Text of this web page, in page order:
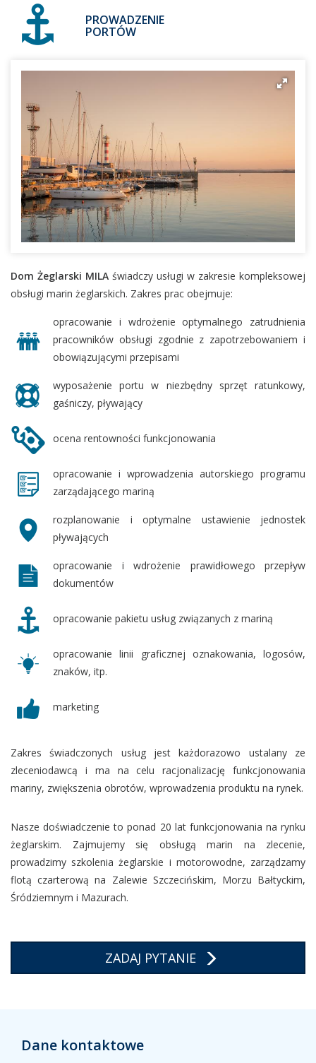
PROWADZENIE
PORTÓW
Dom Żeglarski MILA świadczy usługi w zakresie kompleksowej
obsługi marin żeglarskich. Zakres prac obejmuje:
opracowanie i wdrożenie optymalnego zatrudnienia
pracowników obsługi zgodnie z zapotrzebowaniem i
obowiązującymi przepisami
wyposażenie portu w niezbędny sprzęt ratunkowy,
gaśniczy, pływający
ocena rentowności funkcjonowania
opracowanie i wprowadzenia autorskiego programu
zarządającego mariną
rozplanowanie i optymalne ustawienie jednostek
pływających
opracowanie i wdrożenie prawidłowego przepływ
dokumentów
opracowanie pakietu usług związanych z mariną
opracowanie linii graficznej oznakowania, logosów,
znaków, itp.
marketing
Zakres świadczonych usług jest każdorazowo ustalany ze
zleceniodawcą i ma na celu racjonalizację funkcjonowania
mariny, zwiększenia obrotów, wprowadzenia produktu na rynek.
Nasze doświadczenie to ponad 20 lat funkcjonowania na rynku
żeglarskim. Zajmujemy się obsługą marin na zlecenie,
prowadzimy szkolenia żeglarskie i motorowodne, zarządzamy
flotą czarterową na Zalewie Szczecińskim, Morzu Bałtyckim,
Śródziemnym i Mazurach.
ZADAJ PYTANIE
Dane kontaktowe